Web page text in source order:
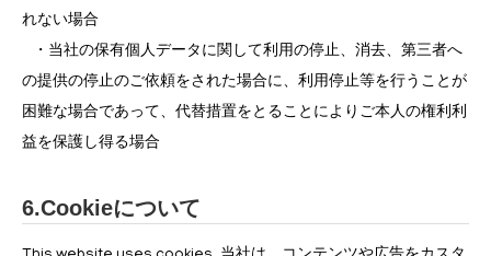
れない場合
・当社の保有個人データに関して利用の停止、消去、第三者へ
の提供の停止のご依頼をされた場合に、利用停止等を行うことが
困難な場合であって、代替措置をとることによりご本人の権利利
益を保護し得る場合
6.Cookieについて